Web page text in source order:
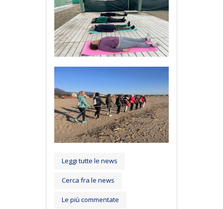
Leggi tutte le news
Cerca fra le news
Le più commentate